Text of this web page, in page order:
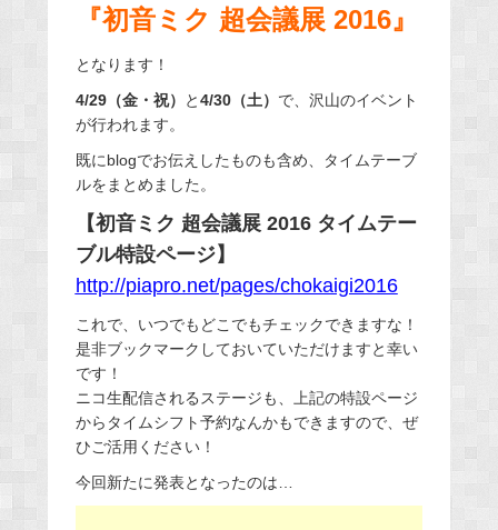
『初音ミク 超会議展 2016』
となります！
4/29（金・祝）
と4/30（土） で、沢山のイベント
が行われます。
既にblogでお伝えしたものも含め、タイムテーブ
ルをまとめました。
【初音ミク 超会議展 2016 タイムテー
ブル特設ページ】
http://piapro.net/pages/chokaigi2016
これで、いつでもどこでもチェックできますな！
是非ブックマークしておいていただけますと幸い
です！
ニコ生配信されるステージも、上記の特設ページ
からタイムシフト予約なんかもできますので、ぜ
ひご活用ください！
今回新たに発表となったのは…